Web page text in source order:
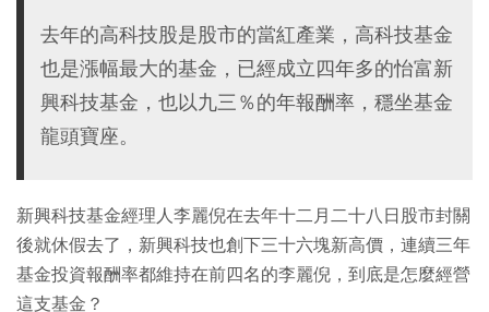
去年的高科技股是股市的當紅產業，高科技基金
也是漲幅最大的基金，已經成立四年多的怡富新
興科技基金，也以九三％的年報酬率，穩坐基金
龍頭寶座。
新興科技基金經理人李麗倪在去年十二月二十八日股市封關
後就休假去了，新興科技也創下三十六塊新高價，連續三年
基金投資報酬率都維持在前四名的李麗倪，到底是怎麼經營
這支基金？